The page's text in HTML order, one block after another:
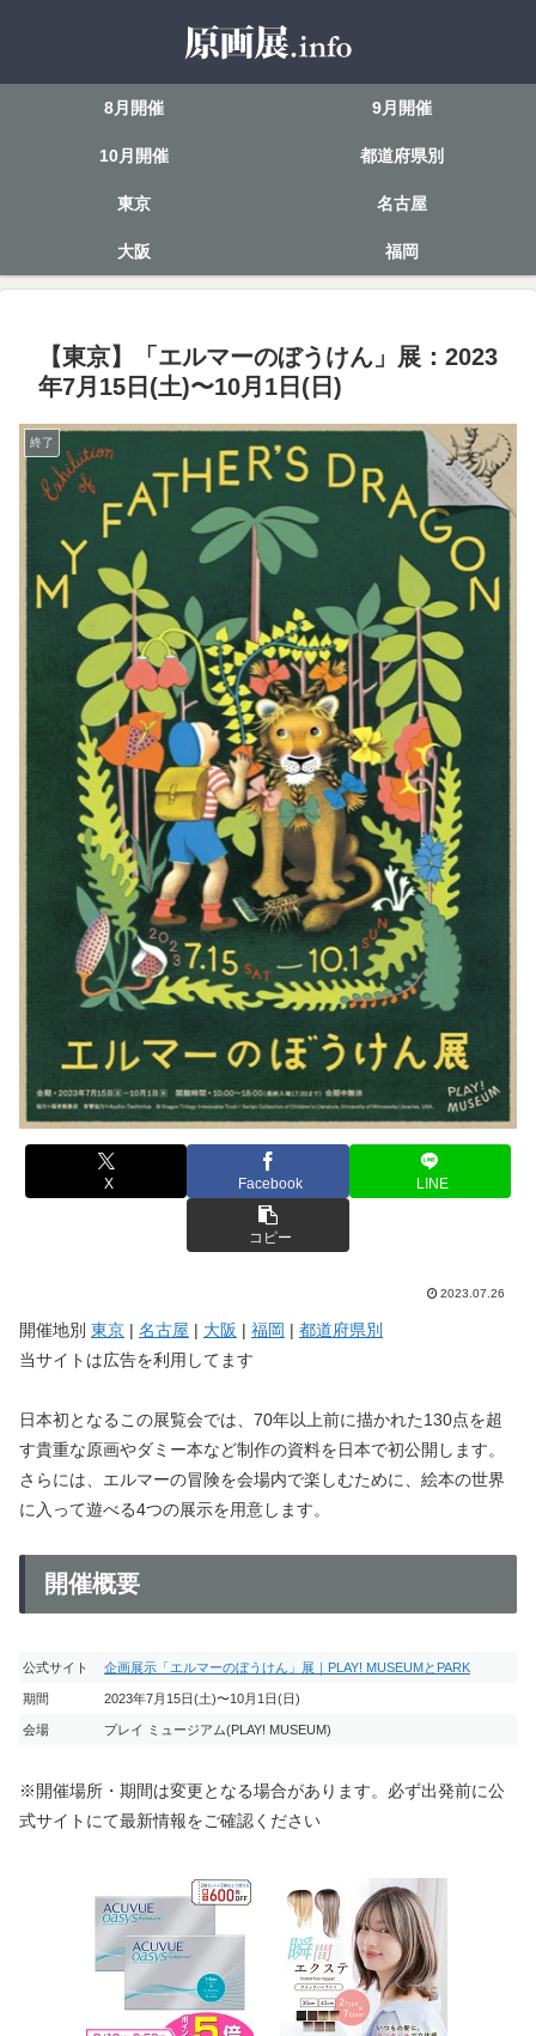
8月開催 9月開催
10月開催 都道府県別
東京 名古屋
大阪 福岡
【東京】「エルマーのぼうけん」展：2023
年7月15日(土)〜10月1日(日)
終了
X Facebook LINE
コピー
2023.07.26
開催地別 東京 | 名古屋 | 大阪 | 福岡 | 都道府県別
当サイトは広告を利用してます
日本初となるこの展覧会では、70年以上前に描かれた130点を超
す貴重な原画やダミー本など制作の資料を日本で初公開します。
さらには、エルマーの冒険を会場内で楽しむために、絵本の世界
に入って遊べる4つの展示を用意します。
開催概要
公式サイト 企画展示「エルマーのぼうけん」展｜PLAY! MUSEUMとPARK
期間 2023年7月15日(土)〜10月1日(日)
会場 プレイ ミュージアム(PLAY! MUSEUM)
※開催場所・期間は変更となる場合があります。必ず出発前に公
式サイトにて最新情報をご確認ください